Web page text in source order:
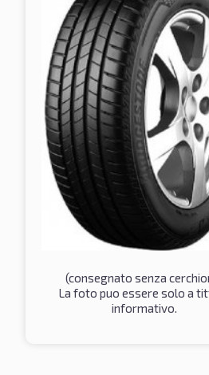
(consegnato senza
La foto puo essere solo a
informativo.